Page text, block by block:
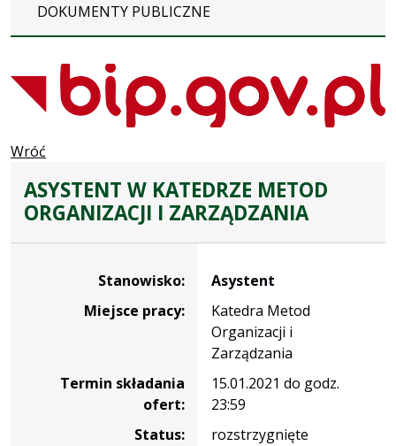
DOKUMENTY PUBLICZNE
Wróć
ASYSTENT W KATEDRZE METOD
ORGANIZACJI I ZARZĄDZANIA
Stanowisko:
Asystent
Miejsce pracy:
Katedra Metod
Organizacji i
Zarządzania
Termin składania
ofert:
15.01.2021 do godz.
23:59
Status:
rozstrzygnięte